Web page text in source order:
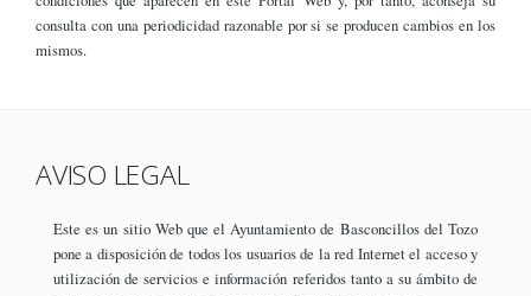
consulta con una periodicidad razonable por si se producen cambios en los
mismos.
AVISO LEGAL
Este es un sitio Web que el Ayuntamiento de Basconcillos del Tozo
pone a disposición de todos los usuarios de la red Internet el acceso y
utilización de servicios e información referidos tanto a su ámbito de